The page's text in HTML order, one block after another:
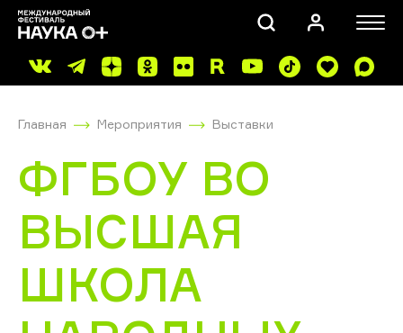
Главная Мероприятия Выставки
ФГБОУ ВО
ВЫСШАЯ
ШКОЛА